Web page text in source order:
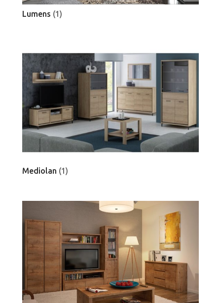
Lumens (1)
Mediolan (1)